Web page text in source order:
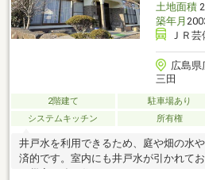
土地面積
築年月
ＪＲ
広島県
三田
2階建て 駐車場あり
システムキッチン
所有権
井戸水を利用できるため、庭や畑の水
済的です。室内にも井戸水が引かれて
る災害に強い住まいです。カーポート